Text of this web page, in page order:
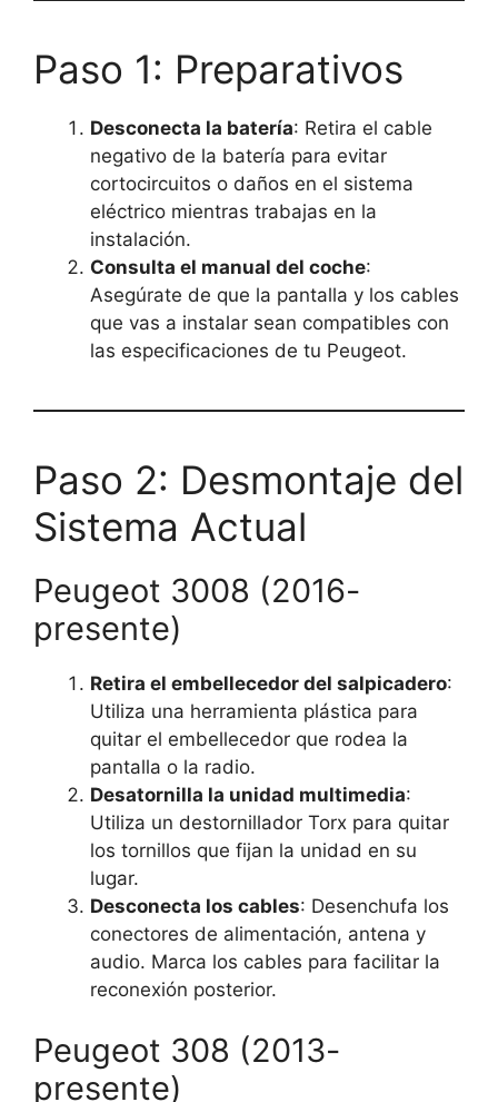
Paso 1: Preparativos
Desconecta la batería: Retira el cable
negativo de la batería para evitar
cortocircuitos o daños en el sistema
eléctrico mientras trabajas en la
instalación.
Consulta el manual del coche:
Asegúrate de que la pantalla y los cables
que vas a instalar sean compatibles con
las especificaciones de tu Peugeot.
Paso 2: Desmontaje del
Sistema Actual
Peugeot 3008 (2016-
presente)
Retira el embellecedor del salpicadero:
Utiliza una herramienta plástica para
quitar el embellecedor que rodea la
pantalla o la radio.
Desatornilla la unidad multimedia:
Utiliza un destornillador Torx para quitar
los tornillos que fijan la unidad en su
lugar.
Desconecta los cables: Desenchufa los
conectores de alimentación, antena y
audio. Marca los cables para facilitar la
reconexión posterior.
Peugeot 308 (2013-
presente)